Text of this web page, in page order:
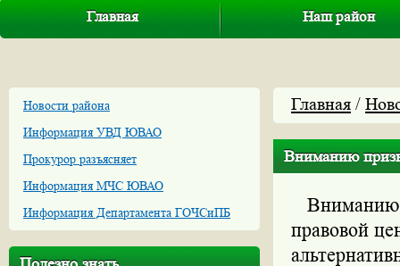
Главная Наш район
Новости района
Информация УВД ЮВАО
Прокурор разъясняет
Информация МЧС ЮВАО
Информация Департамента ГОЧСиПБ
Главная /
Вниманию
Вниманию
правовой